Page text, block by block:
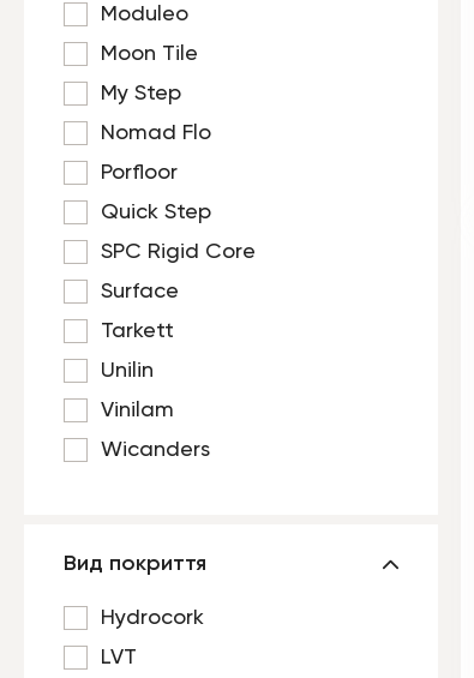
Moduleo
Moon Tile
My Step
Nomad Flo
Porfloor
Quick Step
SPC Rigid Core
Surface
Tarkett
Unilin
Vinilam
Wicanders
Вид покриття
Hydrocork
LVT